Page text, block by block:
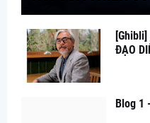
ĐẠO
Blog 1